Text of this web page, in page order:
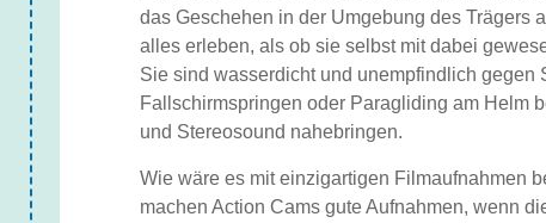
das Geschehen in der Umgebung des Trägers
alles erleben, als ob sie selbst mit dabei
Sie sind wasserdicht und unempfindlich
Fallschirmspringen oder Paragliding am Helm
und Stereosound nahebringen.
Wie wäre es mit einzigartigen Filmaufnahmen
machen Action Cams gute Aufnahmen, wenn